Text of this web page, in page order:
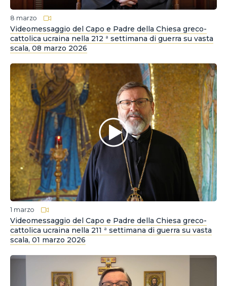
8 marzo
Videomessaggio del Capo e Padre della Chiesa greco-
cattolica ucraina nella 212 ª settimana di guerra su vasta
scala, 08 marzo 2026
1 marzo
Videomessaggio del Capo e Padre della Chiesa greco-
cattolica ucraina nella 211 ª settimana di guerra su vasta
scala, 01 marzo 2026